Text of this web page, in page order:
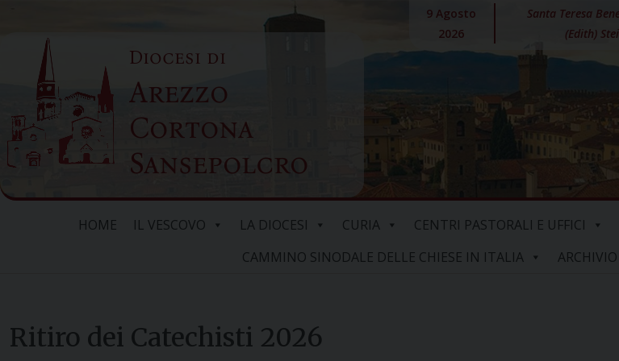
content
Diocesi di
Arezzo
Cortona
Sansepolcro
9 Agosto
2026
Santa Teresa
(Edith)
HOME IL VESCOVO LA DIOCESI CURIA CENTRI PASTORALI E UFFICI
CAMMINO SINODALE DELLE CHIESE IN ITALIA
Ritiro dei Catechisti 2026